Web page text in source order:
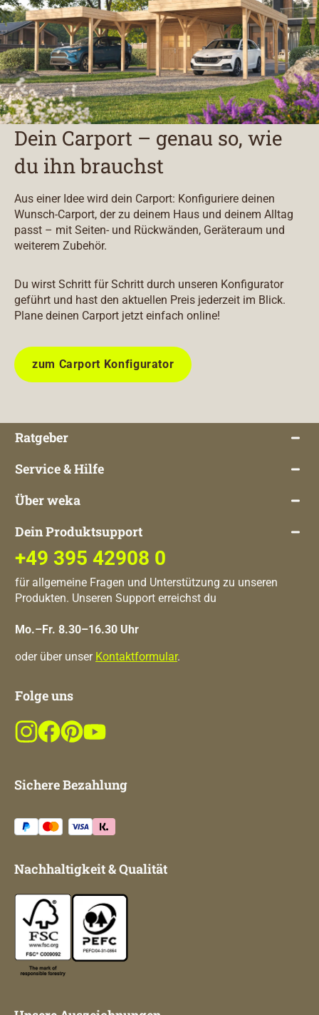
Dein Carport – genau so, wie
du ihn brauchst
Aus einer Idee wird dein Carport: Konfiguriere deinen
Wunsch-Carport, der zu deinem Haus und deinem Alltag
passt – mit Seiten- und Rückwänden, Geräteraum und
weiterem Zubehör.
Du wirst Schritt für Schritt durch unseren Konfigurator
geführt und hast den aktuellen Preis jederzeit im Blick.
Plane deinen Carport jetzt einfach online!
zum Carport Konfigurator
Ratgeber
Service & Hilfe
Über weka
Dein Produktsupport
+49 395 42908 0
für allgemeine Fragen und Unterstützung zu unseren
Produkten. Unseren Support erreichst du
Mo.–Fr. 8.30–16.30 Uhr
oder über unser Kontaktformular.
Folge uns
Sichere Bezahlung
Nachhaltigkeit & Qualität